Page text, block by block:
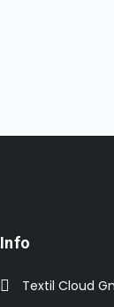
Info
Textil Cloud